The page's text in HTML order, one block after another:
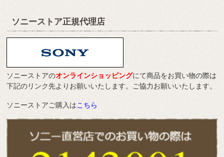
ソニーストア正規代理店
ソニーストアのオンラインショッピングにて商品をお買い物の際は
下記のリンク先よりお願いいたします。ご協力お願いいたします。
ソニーストアご購入はこちら